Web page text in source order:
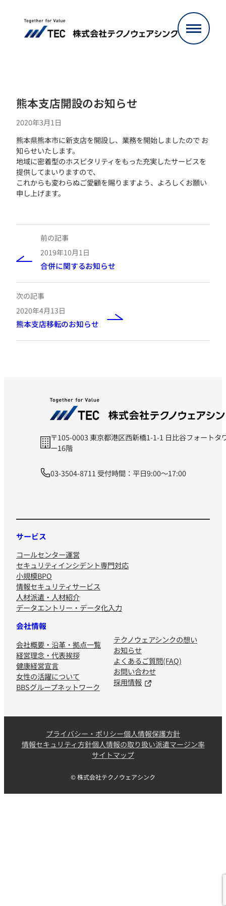
熊本支店開設のお知らせ
2020年3月1日
熊本県熊本市に新支店を開設し、業務を開始しましたので お
知らせいたします。
地域に密着型のホスピタリティをもった充実したサービスを
提供してまいりますので、
これからも変わらぬご愛顧を賜りますよう、よろしくお願い
申し上げます。
前の記事
2019年10月1日
合併に関するお知らせ
次の記事
2020年4月13日
熊本支店移転のお知らせ
〒105-0003 東京都港区西新橋1-1-1 日比谷フォートタ
ー16階
03-3504-8711 受付時間：平日9:00～17:00
サービス
コールセンター運営
セキュリティインシデント専門対応
小規模BPO
情報セキュリティサービス
人材派遣・人材紹介
データエントリー・データ化入力
会社情報
会社概要・沿革・拠点一覧
経営理念・代表挨拶
健康経営宣言
女性の活躍について
BBSグループネットワーク
テクノウェアシンクの想い
お知らせ
よくあるご質問(FAQ)
お問い合わせ
採用情報
プライバシー・ポリシー個人情報保護方針
情報セキュリティ方針個人情報の取り扱い派遣マージン率
サイトマップ
© 株式会社テクノウェアシンク